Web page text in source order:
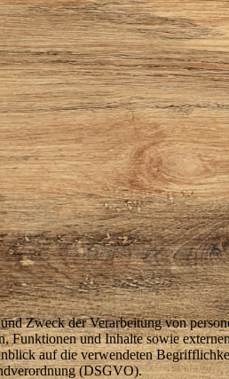
Zweck der Verarbeitung von
Funktionen und Inhalte sowie
auf die verwendeten
(DSGVO).